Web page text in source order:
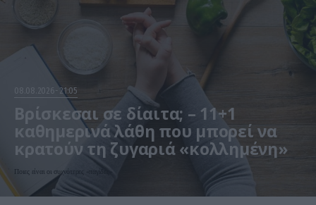
08.08.2026 21:05
Βρίσκεσαι σε δίαιτα; – 11+1
καθημερινά λάθη που μπορεί να
κρατούν τη ζυγαριά «κολλημένη»
Ποιες είναι οι συχνότερες «παγίδες»